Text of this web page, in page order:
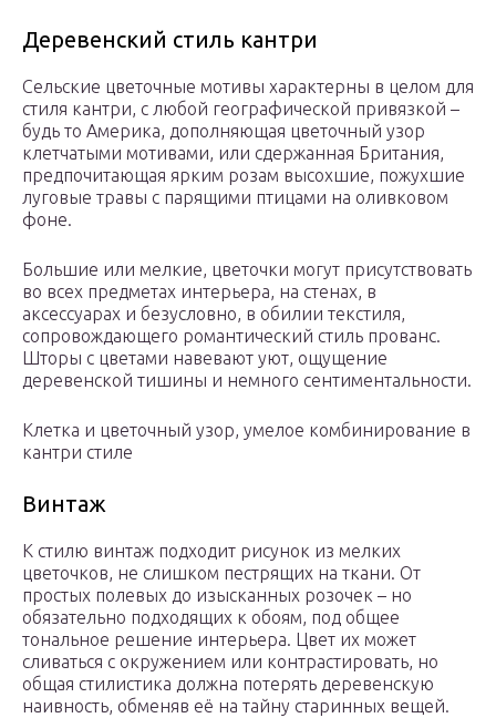
Деревенский стиль кантри
Сельские цветочные мотивы характерны в целом для
стиля кантри, с любой географической привязкой –
будь то Америка, дополняющая цветочный узор
клетчатыми мотивами, или сдержанная Британия,
предпочитающая ярким розам высохшие, пожухшие
луговые травы с парящими птицами на оливковом
фоне.
Большие или мелкие, цветочки могут присутствовать
во всех предметах интерьера, на стенах, в
аксессуарах и безусловно, в обилии текстиля,
сопровождающего романтический стиль прованс.
Шторы с цветами навевают уют, ощущение
деревенской тишины и немного сентиментальности.
Клетка и цветочный узор, умелое комбинирование в
кантри стиле
Винтаж
К стилю винтаж подходит рисунок из мелких
цветочков, не слишком пестрящих на ткани. От
простых полевых до изысканных розочек – но
обязательно подходящих к обоям, под общее
тональное решение интерьера. Цвет их может
сливаться с окружением или контрастировать, но
общая стилистика должна потерять деревенскую
наивность, обменяв её на тайну старинных вещей.